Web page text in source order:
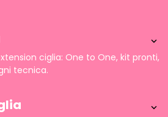

ciglia: One to One, kit pronti,
tecnica.
